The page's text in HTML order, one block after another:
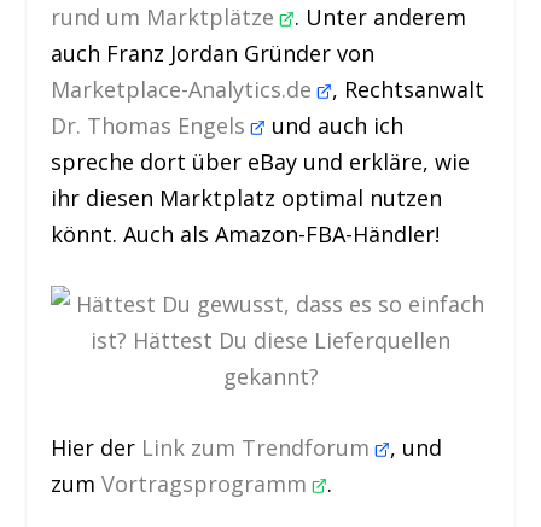
rund um Marktplätze . Unter anderem
auch Franz Jordan Gründer von
Marketplace-Analytics.de , Rechtsanwalt
Dr. Thomas Engels
und auch ich
spreche dort über eBay und erkläre, wie
ihr diesen Marktplatz optimal nutzen
könnt. Auch als Amazon-FBA-Händler!
Hier der Link zum Trendforum , und
zumVortragsprogramm .